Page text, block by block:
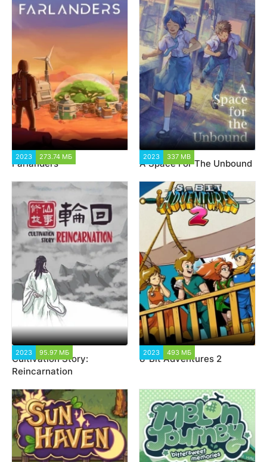
2023 273.74 МБ
Farlanders
2023 337 MB
A Space For The Unbound
2023 95.97 МБ
Cultivation Story:
Reincarnation
2023 493 МБ
8-Bit Adventures 2